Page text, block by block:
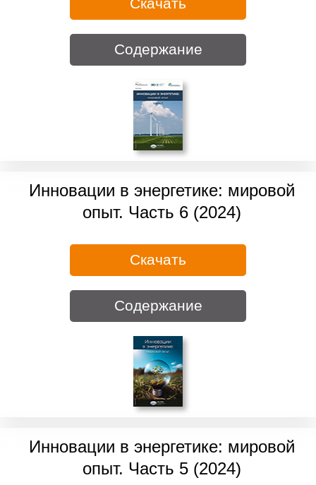
Скачать
Содержание
Инновации в энергетике: мировой
опыт. Часть 6 (2024)
Скачать
Содержание
Инновации в энергетике: мировой
опыт. Часть 5 (2024)